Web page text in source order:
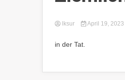
lksur April 19, 2023
in der Tat.